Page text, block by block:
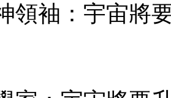
領袖：宇宙將